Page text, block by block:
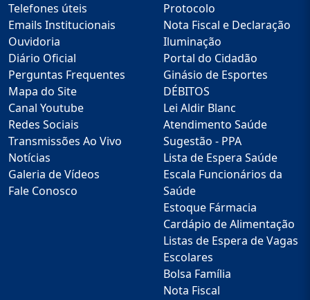
Telefones úteis
Emails Institucionais
Ouvidoria
Diário Oficial
Perguntas Frequentes
Mapa do Site
Canal Youtube
Redes Sociais
Transmissões Ao Vivo
Notícias
Galeria de Vídeos
Fale Conosco
Protocolo
Nota Fiscal e Declaração
Iluminação
Portal do Cidadão
Ginásio de Esportes
DÉBITOS
Lei Aldir Blanc
Atendimento Saúde
Sugestão - PPA
Lista de Espera Saúde
Escala Funcionários da
Saúde
Estoque Fármacia
Cardápio de Alimentação
Listas de Espera de Vagas
Escolares
Bolsa Família
Nota Fiscal